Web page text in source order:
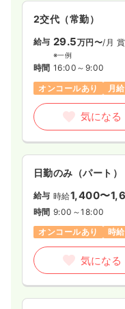
2交代（常勤）
給与 29.5万円〜/月
※一例
時間 16:00～9:00
オンコールあり
月
気になる
日勤のみ（パート）
給与 時給1,400〜
時間 9:00～18:00
オンコールあり
時
気になる